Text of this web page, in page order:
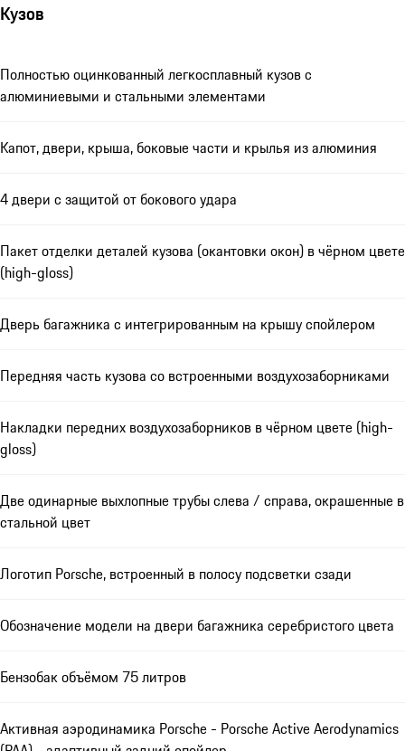
Кузов
Полностью оцинкованный легкосплавный кузов с
алюминиевыми и стальными элементами
Капот, двери, крыша, боковые части и крылья из алюминия
4 двери с защитой от бокового удара
Пакет отделки деталей кузова (окантовки окон) в чёрном цвете
(high-gloss)
Дверь багажника с интегрированным на крышу спойлером
Передняя часть кузова со встроенными воздухозаборниками
Накладки передних воздухозаборников в чёрном цвете (high-
gloss)
Две одинарные выхлопные трубы слева / справа, окрашенные в
стальной цвет
Логотип Porsche, встроенный в полосу подсветки сзади
Обозначение модели на двери багажника серебристого цвета
Бензобак объёмом 75 литров
Активная аэродинамика Porsche - Porsche Active Aerodynamics